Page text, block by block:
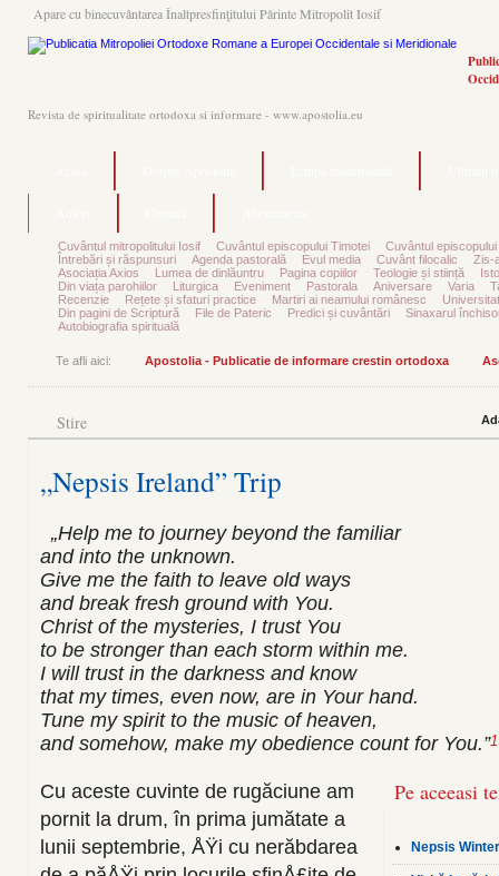
Apare cu binecuvântarea Înaltpresfinţitului Părinte Mitropolit Iosif
Revista de spiritualitate ortodoxa si informare - www.apostolia.eu
Cuvântul mitropolitului Iosif Cuvântul episcopului Timotei
Cuvântul episcopului
Întrebări și răspunsuri
Agenda pastorală Evul media Cuvânt filocalic
Zis-
Asociația Axios
Lumea de dinlăuntru Pagina copiilor Teologie și stiință
Din viața parohiilor
Liturgica Eveniment Pastorala Aniversare Varia
Recenzie
Rețete și sfaturi practice Martiri ai neamului românesc
Din pagini de Scriptură
File de Pateric Predici și cuvântări
Sinaxarul
Autobiografia spirituală
Te afli aici: Apostolia - Publicatie de informare crestin ortodoxa
Stire
„Nepsis Ireland” Trip
„Help me to journey beyond the familiar
and into the unknown.
Give me the faith to leave old ways
and break fresh ground with You.
Christ of the mysteries, I trust You
to be stronger than each storm within me.
I will trust in the darkness and know
that my times, even now, are in Your hand.
Tune my spirit to the music of heaven,
and somehow, make my obedience count for You.”1
Pe aceeasi
Nepsis
Cu aceste cuvinte de rugăciune am
pornit la drum, în prima jumătate a
lunii septembrie, ÅŸi cu nerăbdarea